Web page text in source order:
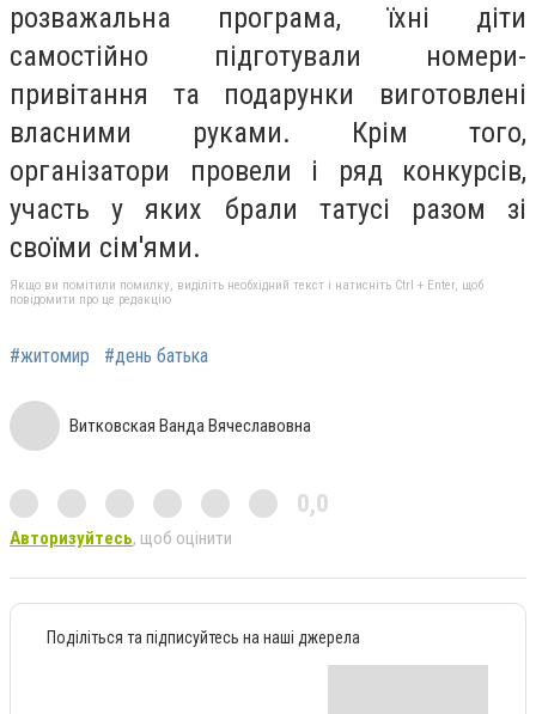
розважальна програма, їхні діти
самостійно підготували номери-
привітання та подарунки виготовлені
власними руками. Крім того,
організатори провели і ряд конкурсів,
участь у яких брали татусі разом зі
своїми сім'ями.
Якщо ви помітили помилку, виділіть необхідний текст і натисніть Ctrl + Enter, щоб
повідомити про це редакцію
#житомир #день батька
Витковская Ванда Вячеславовна
0,0
Авторизуйтесь, щоб оцінити
Поділіться та підписуйтесь на наші джерела